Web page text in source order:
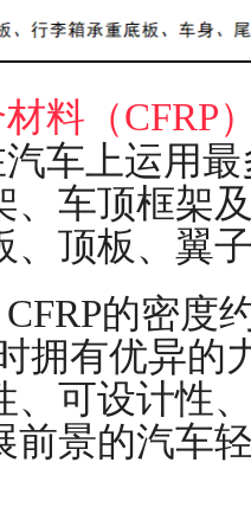
料（CFRP
车上运用最
、车顶框架
、顶板、翼
的密度
拥有优异的
、可设计性
前景的汽车